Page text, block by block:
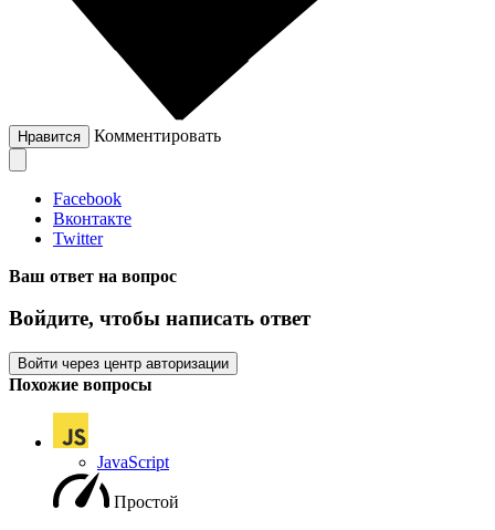
Нравится Комментировать
Facebook
Вконтакте
Twitter
Ваш ответ на вопрос
Войдите, чтобы написать ответ
Войти через центр авторизации
Похожие вопросы
JavaScript
Простой